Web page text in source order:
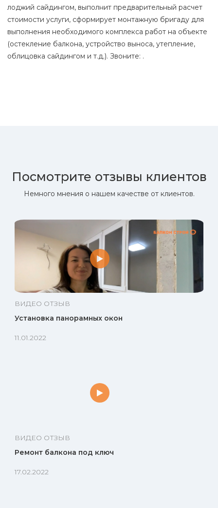
лоджий сайдингом, выполнит предварительный расчет
стоимости услуги, сформирует монтажную бригаду для
выполнения необходимого комплекса работ на объекте
(остекление балкона, устройство выноса, утепление,
облицовка сайдингом и т.д.). Звоните: .
Посмотрите отзывы клиентов
Немного мнения о нашем качестве от клиентов.
ВИДЕО ОТЗЫВ
Установка панорамных окон
11.01.2022
ВИДЕО ОТЗЫВ
Ремонт балкона под ключ
17.02.2022